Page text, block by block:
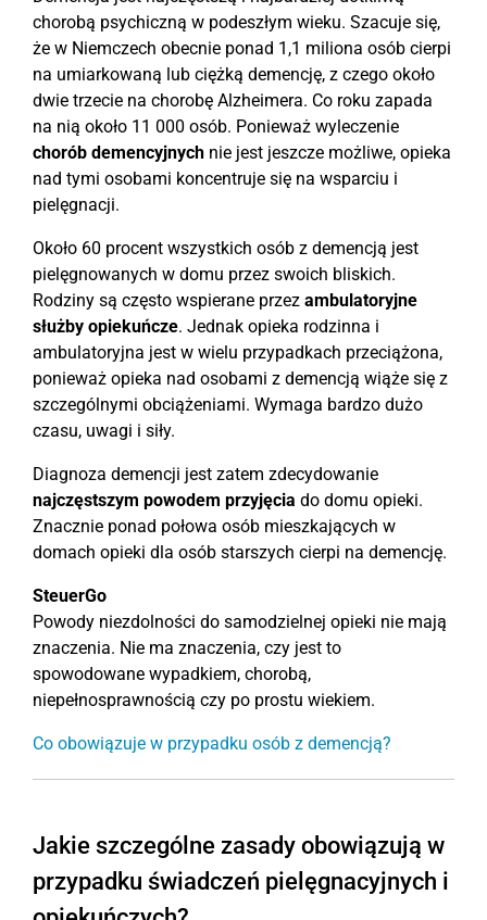
chorobą psychiczną w podeszłym wieku. Szacuje się,
że w Niemczech obecnie ponad 1,1 miliona osób cierpi
na umiarkowaną lub ciężką demencję, z czego około
dwie trzecie na chorobę Alzheimera. Co roku zapada
na nią około 11 000 osób. Ponieważ wyleczenie
chorób demencyjnych nie jest jeszcze możliwe, opieka
nad tymi osobami koncentruje się na wsparciu i
pielęgnacji.
Około 60 procent wszystkich osób z demencją jest
pielęgnowanych w domu przez swoich bliskich.
Rodziny są często wspierane przez ambulatoryjne
służby opiekuńcze. Jednak opieka rodzinna i
ambulatoryjna jest w wielu przypadkach przeciążona,
ponieważ opieka nad osobami z demencją wiąże się z
szczególnymi obciążeniami. Wymaga bardzo dużo
czasu, uwagi i siły.
Diagnoza demencji jest zatem zdecydowanie
najczęstszym powodem przyjęcia do domu opieki.
Znacznie ponad połowa osób mieszkających w
domach opieki dla osób starszych cierpi na demencję.
SteuerGo
Powody niezdolności do samodzielnej opieki nie mają
znaczenia. Nie ma znaczenia, czy jest to
spowodowane wypadkiem, chorobą,
niepełnosprawnością czy po prostu wiekiem.
Co obowiązuje w przypadku osób z demencją?
Jakie szczególne zasady obowiązują w
przypadku świadczeń pielęgnacyjnych i